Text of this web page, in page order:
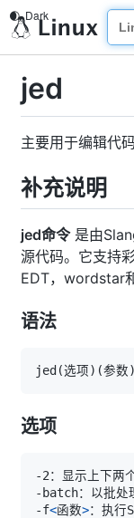
jed
主要用于编辑代
补充说明
jed命令是由
源代码。它支持
EDT，wordstar
语法
jed (选项) (参数)
选项
-f<函数>